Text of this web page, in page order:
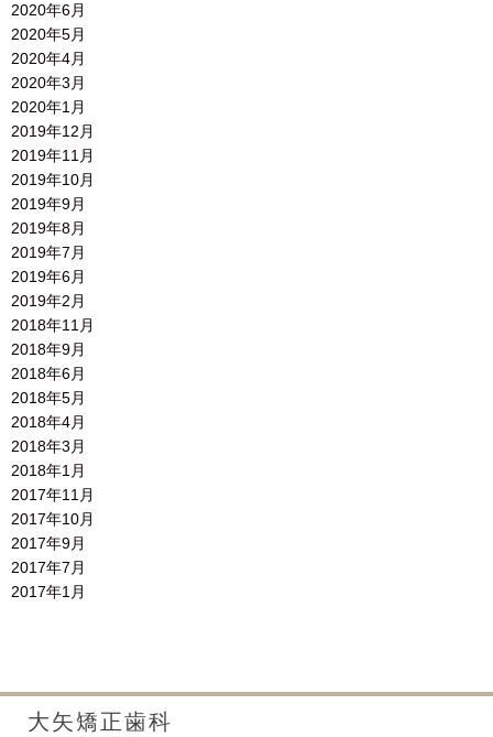
2020年6月
2020年5月
2020年4月
2020年3月
2020年1月
2019年12月
2019年11月
2019年10月
2019年9月
2019年8月
2019年7月
2019年6月
2019年2月
2018年11月
2018年9月
2018年6月
2018年5月
2018年4月
2018年3月
2018年1月
2017年11月
2017年10月
2017年9月
2017年7月
2017年1月
大矢矯正歯科